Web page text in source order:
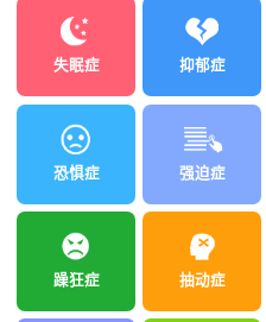
失眠症 抑郁症
恐惧症 强迫症
躁狂症 抽动症